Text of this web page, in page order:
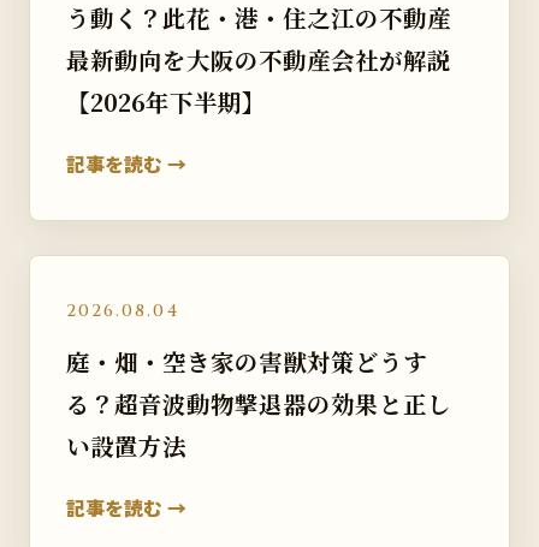
う動く？此花・港・住之江の不動産
最新動向を大阪の不動産会社が解説
【2026年下半期】
記事を読む →
2026.08.04
庭・畑・空き家の害獣対策どうす
る？超音波動物撃退器の効果と正し
い設置方法
記事を読む →